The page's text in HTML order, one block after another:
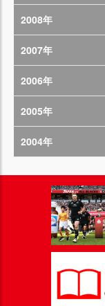
2008年
2007年
2006年
2005年
2004年